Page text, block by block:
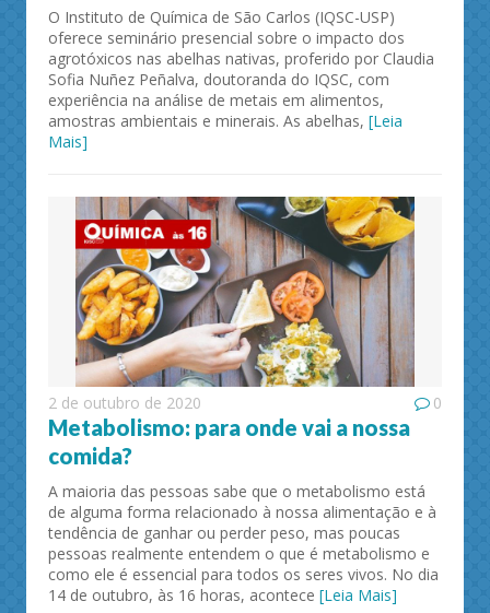
O Instituto de Química de São Carlos (IQSC-USP)
oferece seminário presencial sobre o impacto dos
agrotóxicos nas abelhas nativas, proferido por Claudia
Sofia Nuñez Peñalva, doutoranda do IQSC, com
experiência na análise de metais em alimentos,
amostras ambientais e minerais. As abelhas, [Leia
Mais]
2 de outubro de 2020 0
Metabolismo: para onde vai a nossa
comida?
A maioria das pessoas sabe que o metabolismo está
de alguma forma relacionado à nossa alimentação e à
tendência de ganhar ou perder peso, mas poucas
pessoas realmente entendem o que é metabolismo e
como ele é essencial para todos os seres vivos. No dia
14 de outubro, às 16 horas, acontece [Leia Mais]